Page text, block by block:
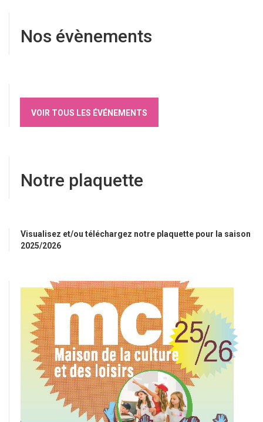
Nos évènements
VOIR TOUS LES ÉVÉNEMENTS
Notre plaquette
Visualisez et/ou téléchargez notre plaquette pour la saison
2025/2026